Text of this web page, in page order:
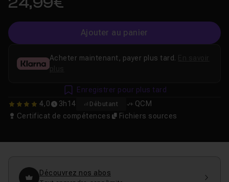
Ajouter au panier
4 4,0 3h14 Débutant
QCM
Certificat de compétences
Fichiers sources
Acheter maintenant, payer plus tard.
plus
Enregistrer pour plus tard
Découvrez nos abos